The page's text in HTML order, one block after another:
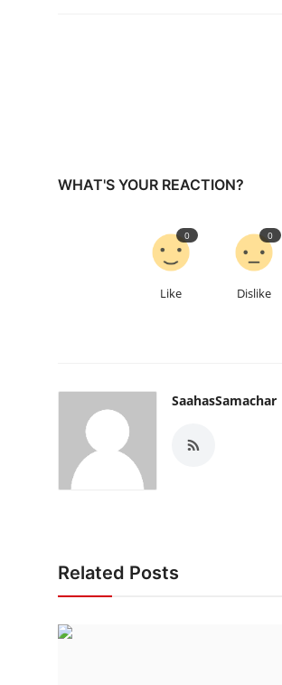
WHAT'S YOUR REACTION?
Like
0
Dislike
0
SaahasSamachar
Related Posts